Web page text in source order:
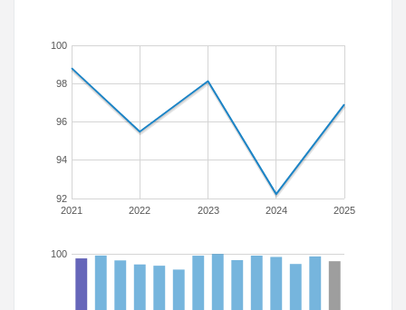
2021 2022 2023 2024 2025
92
94
96
98
100
100